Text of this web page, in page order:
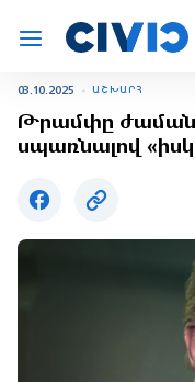
03.10.2025 ԱՇԽԱՐՀ
Թրամփը
սպառնալով